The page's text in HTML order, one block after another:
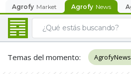
Agrofy Market Agrofy News
Temas del momento: